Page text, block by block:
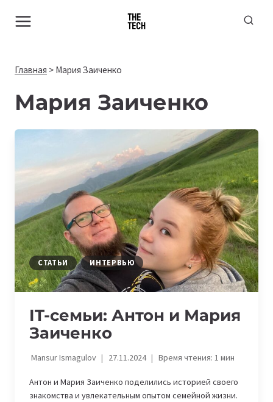
Главная > Мария Заиченко
Мария Заиченко
СТАТЬИ ИНТЕРВЬЮ
IT-семьи: Антон и Мария
Заиченко
Mansur Ismagulov 27.11.2024 Время чтения: 1мин
Антон и Мария Заиченко поделились историей своего
знакомства и увлекательным опытом семейной жизни.